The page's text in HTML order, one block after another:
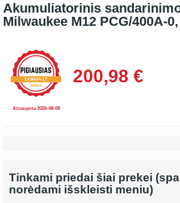
Akumuliatorinis
Milwaukee M12 PCG/400A-
200,98 €
Atnaujinta 2026-08-08
Tinkami priedai šiai prekei
norėdami išskleisti meniu)